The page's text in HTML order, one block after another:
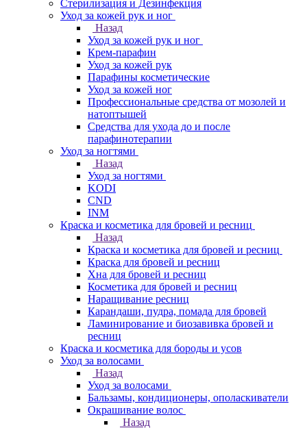
Стерилизация и Дезинфекция
Уход за кожей рук и ног
Назад
Уход за кожей рук и ног
Крем-парафин
Уход за кожей рук
Парафины косметические
Уход за кожей ног
Профессиональные средства от мозолей и
натоптышей
Средства для ухода до и после
парафинотерапии
Уход за ногтями
Назад
Уход за ногтями
KODI
CND
INM
Краска и косметика для бровей и ресниц
Назад
Краска и косметика для бровей и ресниц
Краска для бровей и ресниц
Хна для бровей и ресниц
Косметика для бровей и ресниц
Наращивание ресниц
Карандаши, пудра, помада для бровей
Ламинирование и биозавивка бровей и
ресниц
Краска и косметика для бороды и усов
Уход за волосами
Назад
Уход за волосами
Бальзамы, кондиционеры, ополаскиватели
Окрашивание волос
Назад